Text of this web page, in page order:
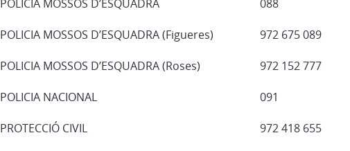
POLICIA MOSSOS D’ESQUADRA
POLICIA MOSSOS D’ESQUADRA (Figueres)
POLICIA MOSSOS D’ESQUADRA (Roses)
POLICIA NACIONAL
PROTECCIÓ CIVIL
088
972 675 089
972 152 777
091
972 418 655